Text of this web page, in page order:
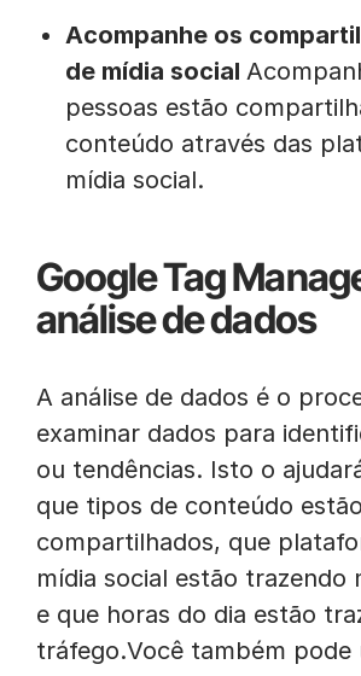
Acompanhe os
de mídia social
pessoas estão
conteúdo através das
mídia social.
Google Tag
análise de dados
A análise de dados é o
examinar dados para
ou tendências. Isto o
que tipos de conteúdo
compartilhados, que
mídia social estão trazendo
e que horas do dia estão
tráfego.Você também pode